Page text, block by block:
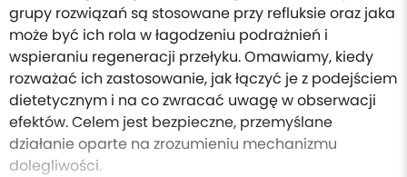
grupy rozwiązań są stosowane przy refluksie oraz jaka
może być ich rola w łagodzeniu podrażnień i
wspieraniu regeneracji przełyku. Omawiamy, kiedy
rozważać ich zastosowanie, jak łączyć je z podejściem
dietetycznym i na co zwracać uwagę w obserwacji
efektów. Celem jest bezpieczne, przemyślane
działanie oparte na zrozumieniu mechanizmu
dolegliwości.